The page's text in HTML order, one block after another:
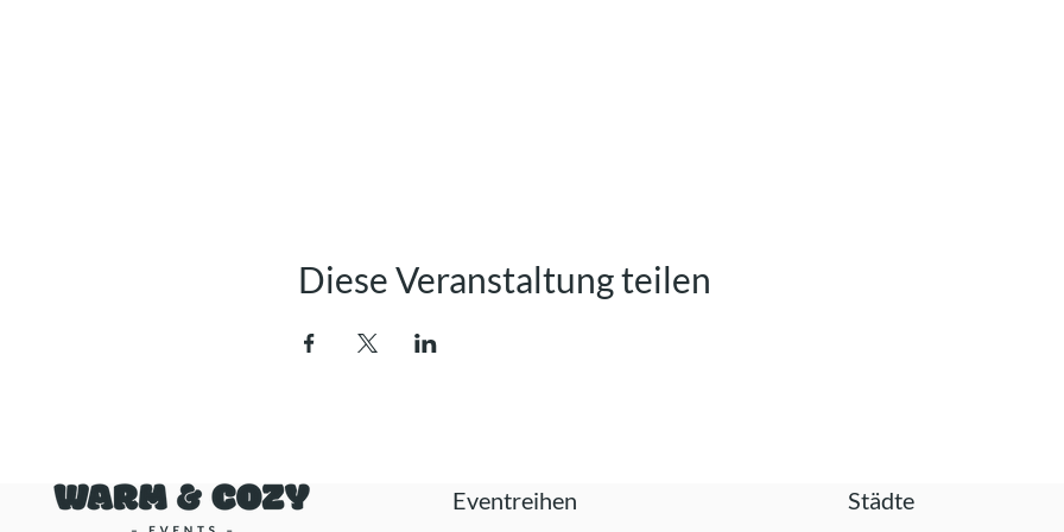
Diese Veranstaltung teilen
Eventreihen Städte